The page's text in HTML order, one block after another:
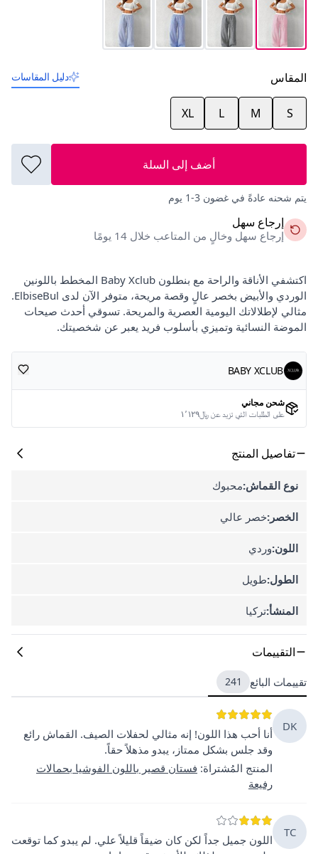
المقاس دليل المقاسات
S
M
L
XL
أضف إلى السلة
يتم شحنه عادةً في غضون 3-1 يوم
إرجاع سهل
إرجاع سهل وخالٍ من المتاعب خلال 14 يومًا
اكتشفي الأناقة والراحة مع بنطلون Baby Xclub المخطط باللونين
الوردي والأبيض بخصر عالٍ وقصة مريحة، متوفر الآن لدى ElbiseBul.
مثالي لإطلالاتك اليومية العصرية والمريحة. تسوقي أحدث صيحات
الموضة النسائية وتميزي بأسلوب فريد يعبر عن شخصيتك.
BABY XCLUB
شحن مجاني
على الطلبات التي تزيد عن ﷼١٬١٢٩
تفاصيل المنتج
نوع القماش:محبوك
الخصر:خصر عالي
اللون:وردي
الطول:طويل
المنشأ:تركيا
التقييمات
تقييمات البائع 241
DK
أنا أحب هذا اللون! إنه مثالي لحفلات الصيف. القماش رائع
وقد جلس بشكل ممتاز، يبدو مذهلاً حقاً.
المنتج المُشتراة: فستان قصير باللون الفوشيا بحمالات
رفيعة
TC
اللون جميل جداً لكن كان ضيقاً قليلاً علي. لم يبدو كما توقعت